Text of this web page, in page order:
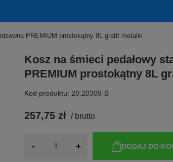
PREMIUM prostokątny 8L grafit metalik
Kosz na śmieci pedałowy
PREMIUM prostokątny 8L
Kod produktu: 20.20308-B
257,75 zł / brutto
- + DODAJ DO